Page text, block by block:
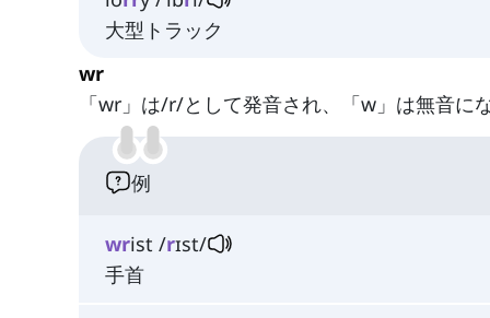
大型トラック
wr
「wr」は/r/として発音され、「w」は無音に
例
wrist /rɪst/
手首